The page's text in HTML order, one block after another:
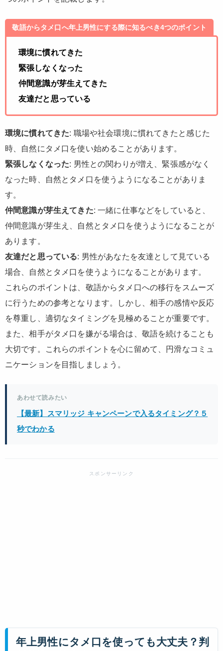
敬語からタメ口へ年上男性にする際に知るべき4つのポイント
環境に慣れてきた
緊張しなくなった
仲間意識が芽生えてきた
友達だと思っている
環境に慣れてきた: 職場や社会環境に慣れてきたと感じた
時、自然にタメ口を使い始めることがあります。
緊張しなくなった: 男性との関わりが増え、緊張感がなく
なった時、自然とタメ口を使うようになることがありま
す。
仲間意識が芽生えてきた: 一緒に仕事などをしていると、
仲間意識が芽生え、自然とタメ口を使うようになることが
あります。
友達だと思っている: 男性があなたを友達として見ている
場合、自然とタメ口を使うようになることがあります。
これらのポイントは、敬語からタメ口への移行をスムーズ
に行うための参考となります。しかし、相手の感情や反応
を尊重し、適切なタイミングを見極めることが重要です。
また、相手がタメ口を嫌がる場合は、敬語を続けることも
大切です。これらのポイントを心に留めて、円滑なコミュ
ニケーションを目指しましょう。
あわせて読みたい
【最新】スマリッジ キャンペーンで入るタイミング？５
秒でわかる
年上男性にタメ口を使っても大丈夫？判